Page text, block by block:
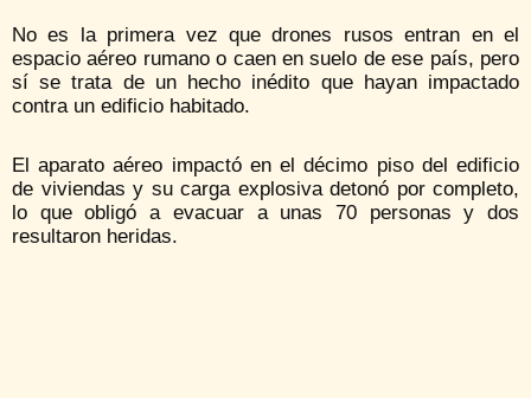
No es la primera vez que drones rusos entran en el
espacio aéreo rumano o caen en suelo de ese país, pero
sí se trata de un hecho inédito que hayan impactado
contra un edificio habitado.
El aparato aéreo impactó en el décimo piso del edificio
de viviendas y su carga explosiva detonó por completo,
lo que obligó a evacuar a unas 70 personas y dos
resultaron heridas.